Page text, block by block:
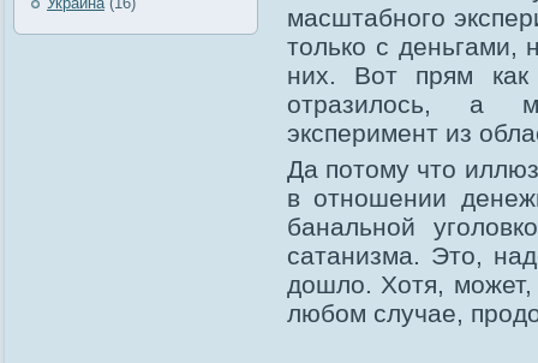
масштабного
только с
них. Вот прям
отразилось, а
эксперимент из
Да потому что
в отношении
банальной
сатанизма. Это,
дошло. Хотя,
любом случае,